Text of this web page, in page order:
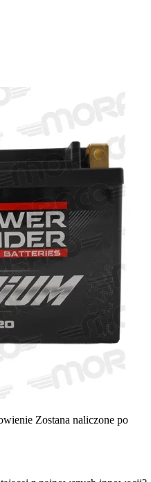
Zostana naliczone po